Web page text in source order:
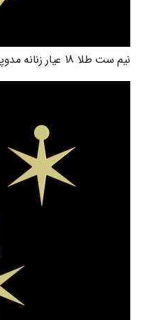
نیم ست طلا 18 عیار زنانه مدوپد مدل ستاره کد NA15587